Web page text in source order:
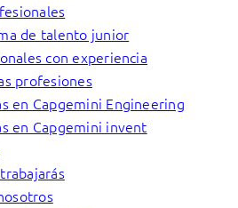
de talento junior
con experiencia
profesiones
en Capgemini Engineering
en Capgemini invent